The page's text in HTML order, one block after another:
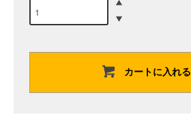
カートに入れる